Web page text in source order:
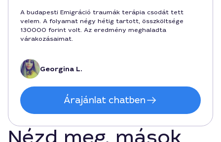
A budapesti Emigráció traumák terápia csodát tett
velem. A folyamat négy hétig tartott, összköltsége
130000 forint volt. Az eredmény meghaladta
várakozásaimat.
Georgina L.
Árajánlat chatben